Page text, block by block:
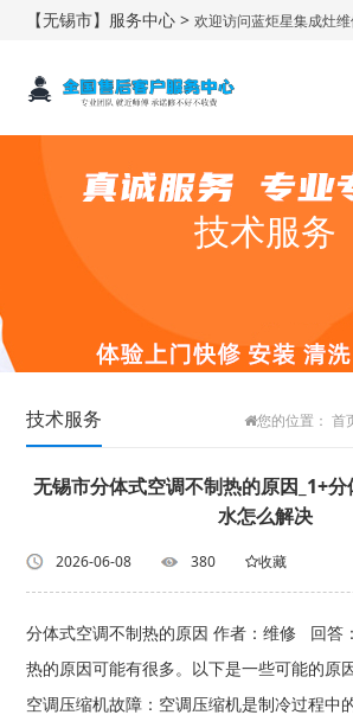
【无锡市】服务中心 >欢迎访问蓝炬星集成灶维
技术服务
技术服务 您的位置： 首
无锡市分体式空调不制热的原因_1+
水怎么解决
2026-06-08 380 收藏
分体式空调不制热的原因 作者：维修 回答
热的原因可能有很多。以下是一些可能的
空调压缩机故障：空调压缩机是制冷过程中